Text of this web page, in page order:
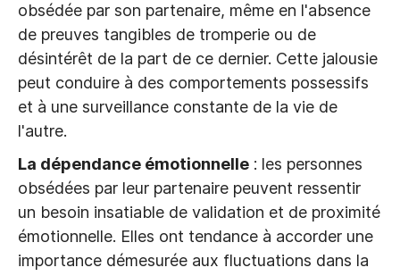
obsédée par son partenaire, même en l'absence
de preuves tangibles de tromperie ou de
désintérêt de la part de ce dernier. Cette jalousie
peut conduire à des comportements possessifs
et à une surveillance constante de la vie de
l'autre.
La dépendance émotionnelle : les personnes
obsédées par leur partenaire peuvent ressentir
un besoin insatiable de validation et de proximité
émotionnelle. Elles ont tendance à accorder une
importance démesurée aux fluctuations dans la